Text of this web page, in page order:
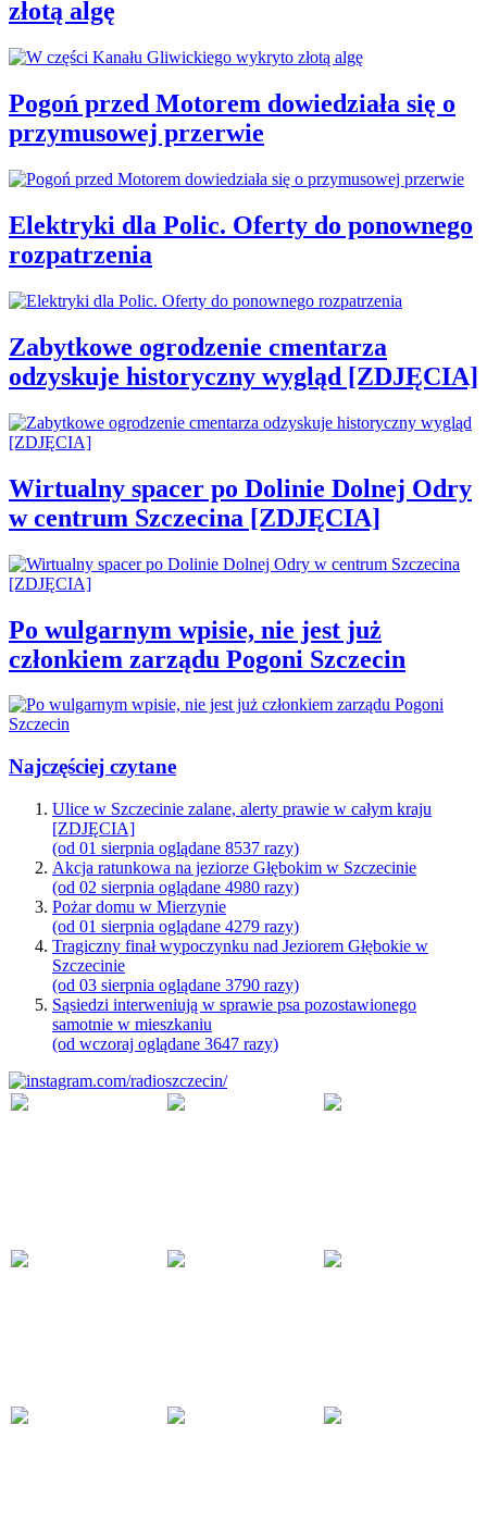
złotą algę
Pogoń przed Motorem dowiedziała się o
przymusowej przerwie
Elektryki dla Polic. Oferty do ponownego
rozpatrzenia
Zabytkowe ogrodzenie cmentarza
odzyskuje historyczny wygląd [ZDJĘCIA]
Wirtualny spacer po Dolinie Dolnej Odry
w centrum Szczecina [ZDJĘCIA]
Po wulgarnym wpisie, nie jest już
członkiem zarządu Pogoni Szczecin
Najczęściej czytane
Ulice w Szczecinie zalane, alerty prawie w całym kraju
[ZDJĘCIA]
(od 01 sierpnia oglądane 8537 razy)
Akcja ratunkowa na jeziorze Głębokim w Szczecinie
(od 02 sierpnia oglądane 4980 razy)
Pożar domu w Mierzynie
(od 01 sierpnia oglądane 4279 razy)
Tragiczny finał wypoczynku nad Jeziorem Głębokie w
Szczecinie
(od 03 sierpnia oglądane 3790 razy)
Sąsiedzi interweniują w sprawie psa pozostawionego
samotnie w mieszkaniu
(od wczoraj oglądane 3647 razy)